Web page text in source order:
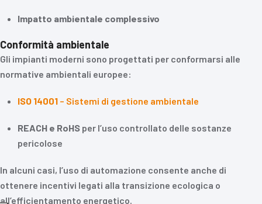
Impatto ambientale complessivo
Conformità ambientale
Gli impianti moderni sono progettati per conformarsi alle
normative ambientali europee:
ISO 14001 – Sistemi di gestione ambientale
REACH e RoHS per l’uso controllato delle sostanze
pericolose
In alcuni casi, l’uso di automazione consente anche di
ottenere incentivi legati alla transizione ecologica o
all’efficientamento energetico.